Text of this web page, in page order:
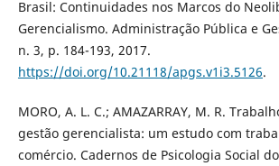
Brasil: Continuidades nos Marcos do
Gerencialismo. Administração Pública e
n. 3, p. 184-193, 2017.
https://doi.org/10.21118/apgs.v1i3.5126.
MORO, A. L. C.; AMAZARRAY, M. R.
gestão gerencialista: um estudo com
comércio. Cadernos de Psicologia Social